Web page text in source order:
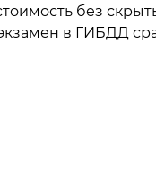
без
в ГИБДД